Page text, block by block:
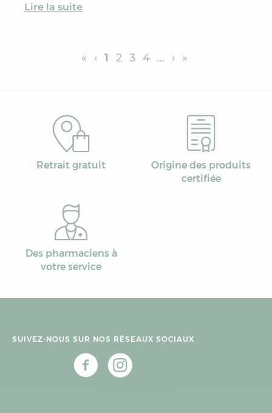
Lire la suite
« ‹ 1 2 3 4 ... › »
Retrait gratuit
Origine des produits
certifiée
Des pharmaciens à
votre service
SUIVEZ-NOUS SUR NOS RÉSEAUX SOCIAUX